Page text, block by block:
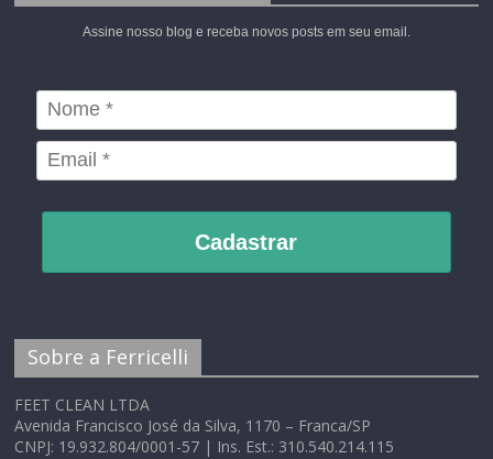
Assine nosso blog e receba novos posts em seu email.
Cadastrar
Sobre a Ferricelli
FEET CLEAN LTDA
Avenida Francisco José da Silva, 1170 – Franca/SP
CNPJ: 19.932.804/0001-57 | Ins. Est.: 310.540.214.115